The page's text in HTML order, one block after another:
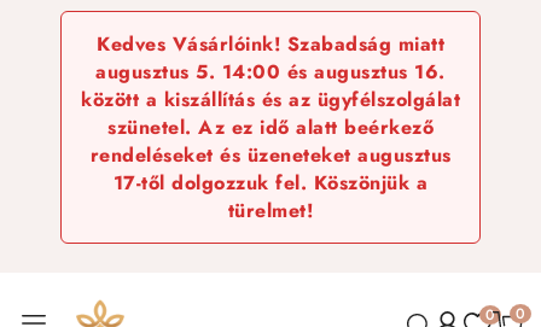
Kedves Vásárlóink! Szabadság miatt
augusztus 5. 14:00 és augusztus 16.
között a kiszállítás és az ügyfélszolgálat
szünetel. Az ez idő alatt beérkező
rendeléseket és üzeneteket augusztus
17-től dolgozzuk fel. Köszönjük a
türelmet!
0 0